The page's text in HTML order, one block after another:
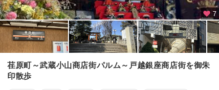
道
橋
銀
座
築
地
・
7
荏原町～武蔵小山商店街パルム～戸越銀座商店街を御朱
印散歩